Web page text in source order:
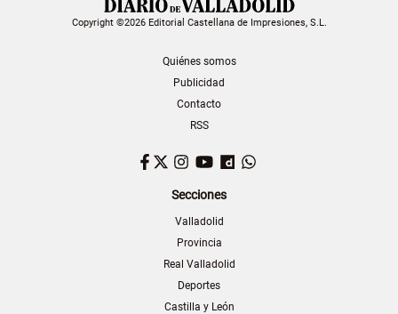
Copyright ©2026 Editorial Castellana de Impresiones, S.L.
Quiénes somos
Publicidad
Contacto
RSS
Facebook
TwitterInstagram
YouTubeDailymotion
Secciones
Valladolid
Provincia
Real Valladolid
Deportes
Castilla y León